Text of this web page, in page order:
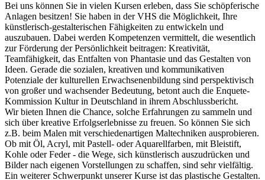
Bei uns können Sie in vielen Kursen erleben, dass Sie schöpferische
Anlagen besitzen! Sie haben in der VHS die Möglichkeit, Ihre
künstlerisch-gestalterischen Fähigkeiten zu entwickeln und
auszubauen. Dabei werden Kompetenzen vermittelt, die wesentlich
zur Förderung der Persönlichkeit beitragen: Kreativität,
Teamfähigkeit, das Entfalten von Phantasie und das Gestalten von
Ideen. Gerade die sozialen, kreativen und kommunikativen
Potenziale der kulturellen Erwachsenenbildung sind perspektivisch
von großer und wachsender Bedeutung, betont auch die Enquete-
Kommission Kultur in Deutschland in ihrem Abschlussbericht.
Wir bieten Ihnen die Chance, solche Erfahrungen zu sammeln und
sich über kreative Erfolgserlebnisse zu freuen. So können Sie sich
z.B. beim Malen mit verschiedenartigen Maltechniken ausprobieren.
Ob mit Öl, Acryl, mit Pastell- oder Aquarellfarben, mit Bleistift,
Kohle oder Feder - die Wege, sich künstlerisch auszudrücken und
Bilder nach eigenen Vorstellungen zu schaffen, sind sehr vielfältig.
Ein weiterer Schwerpunkt unserer Kurse ist das plastische Gestalten.